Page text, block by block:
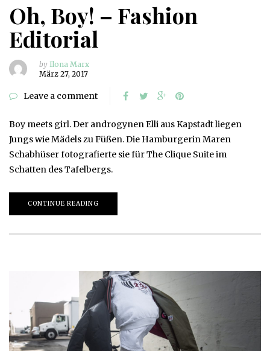
Oh, Boy! – Fashion
Editorial
by Ilona Marx
März 27, 2017
Leave a comment
Boy meets girl. Der androgynen Elli aus Kapstadt liegen
Jungs wie Mädels zu Füßen. Die Hamburgerin Maren
Schabhüser fotografierte sie für The Clique Suite im
Schatten des Tafelbergs.
CONTINUE READING